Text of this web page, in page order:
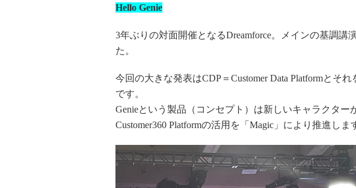
Hello Genie
3年ぶりの対面開催となるDreamforce。メインの基調講
た。
今回の大きな発表はCDP＝Customer Data Platformとそ
です。
Genieという製品（コンセプト）は新しいキャラクター
Customer360 Platformの活用を「Magic」により推進しま